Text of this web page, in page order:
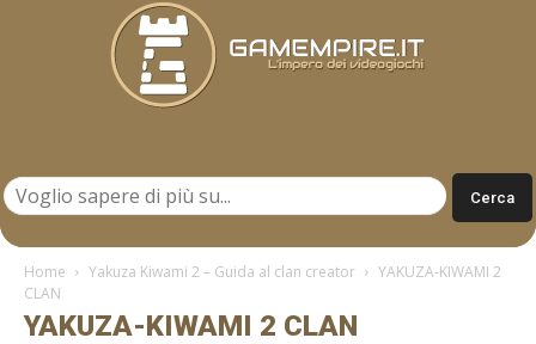
Home Yakuza Kiwami 2 – Guida al clan creator
YAKUZA-KIWAMI 2
CLAN
YAKUZA-KIWAMI 2 CLAN